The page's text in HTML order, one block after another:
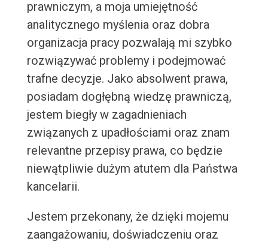
prawniczym, a moja umiejętność
analitycznego myślenia oraz dobra
organizacja pracy pozwalają mi szybko
rozwiązywać problemy i podejmować
trafne decyzje. Jako absolwent prawa,
posiadam dogłębną wiedzę prawniczą,
jestem biegły w zagadnieniach
związanych z upadłościami oraz znam
relevantne przepisy prawa, co będzie
niewątpliwie dużym atutem dla Państwa
kancelarii.
Jestem przekonany, że dzięki mojemu
zaangażowaniu, doświadczeniu oraz